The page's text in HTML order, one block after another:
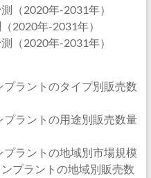
（2020年-2031年）
2020年-2031年）
（2020年-2031年）
ラントのタイプ別販売数
プラントの用途別販売数量
ラントの地域別市場規模
プラントの地域別販売数